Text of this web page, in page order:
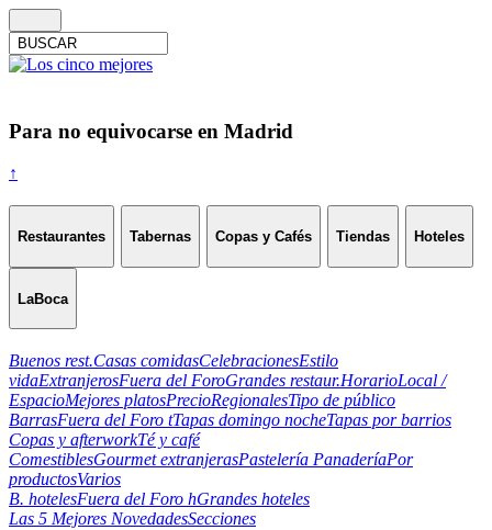
Para no equivocarse en Madrid
↑
Restaurantes Tabernas Copas y Cafés Tiendas Hoteles
LaBoca
Buenos rest.Casas comidasCelebracionesEstilo
vidaExtranjerosFuera del ForoGrandes restaur.HorarioLocal /
EspacioMejores platosPrecioRegionalesTipo de público
BarrasFuera del Foro tTapas domingo nocheTapas por barrios
Copas y afterworkTé y café
ComestiblesGourmet extranjerasPastelería PanaderíaPor
productosVarios
B. hotelesFuera del Foro hGrandes hoteles
Las 5 Mejores NovedadesSecciones